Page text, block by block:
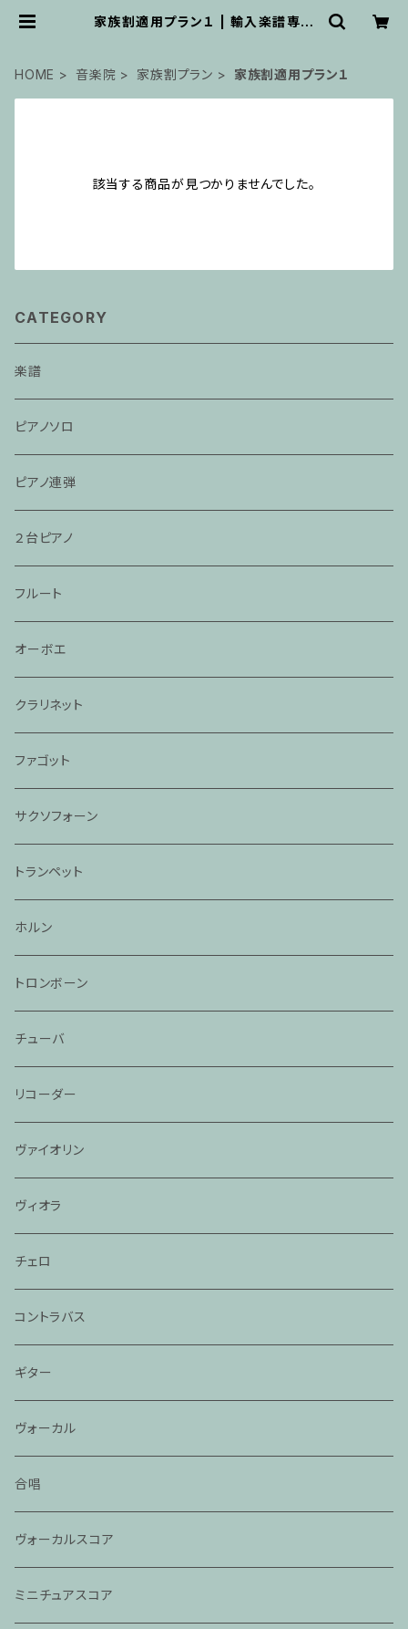
家族割適用プラン１ | 輸入楽譜専門
HOME 音楽院 家族割プラン 家族割適用プラン１
該当する商品が見つかりませんでした。
CATEGORY
楽譜
ピアノソロ
ピアノ連弾
２台ピアノ
フルート
オーボエ
クラリネット
ファゴット
サクソフォーン
トランペット
ホルン
トロンボーン
チューバ
リコーダー
ヴァイオリン
ヴィオラ
チェロ
コントラバス
ギター
ヴォーカル
合唱
ヴォーカルスコア
ミニチュアスコア